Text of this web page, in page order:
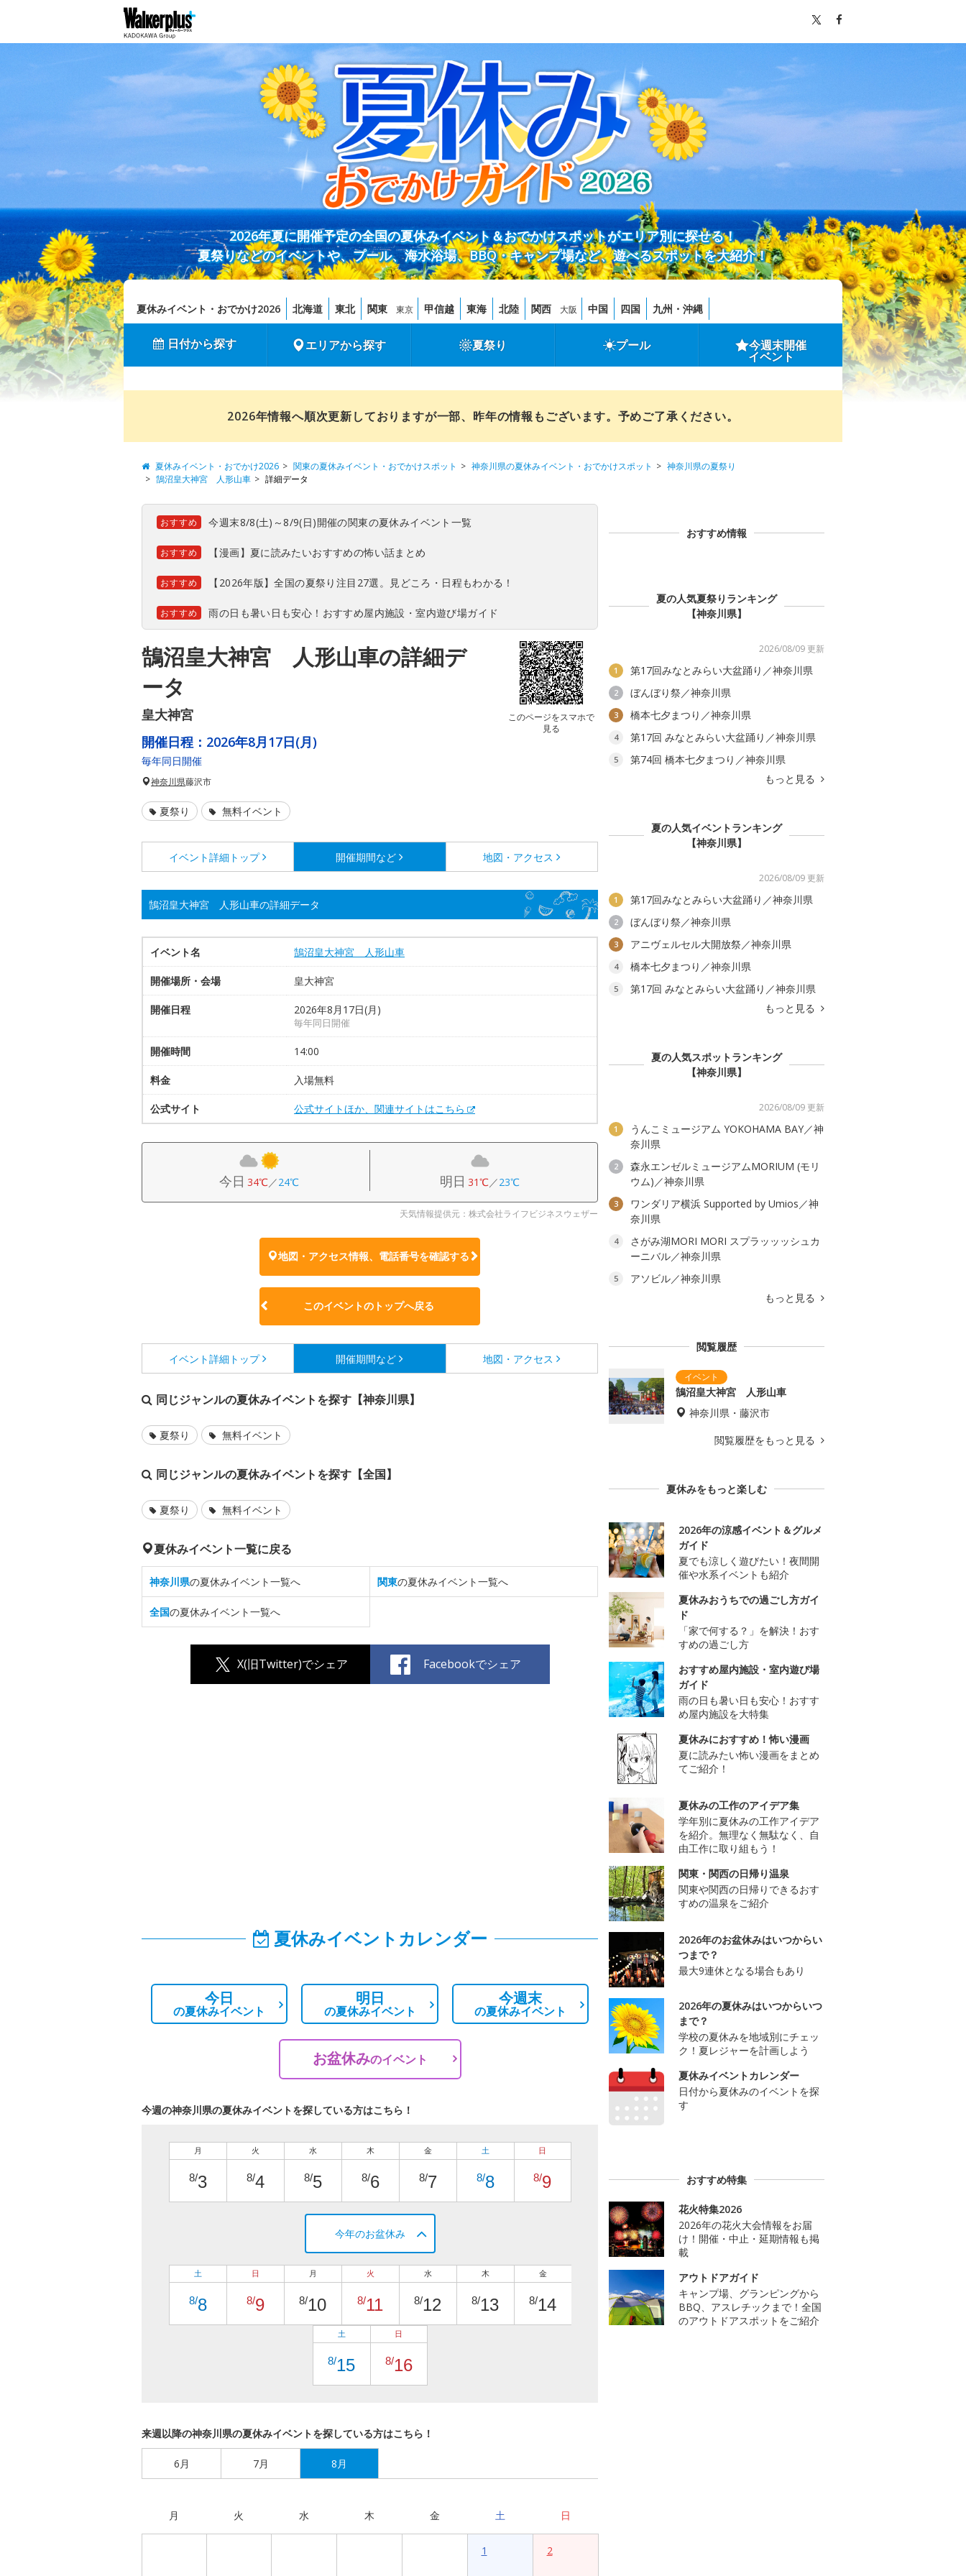
2026年夏に開催予定の全国の夏休みイベント＆おでかけスポットがエリア別に探せる！
夏祭りなどのイベントや、プール、海水浴場、BBQ・キャンプ場など、遊べるスポットを大紹介！
夏休みイベント・おでかけ2026 北海道 東北 関東 東京 甲信越 東海 北陸 関西 大阪 中国 四国 九州・沖縄
日付から探す エリアから探す 夏祭り プール 今週末開催
イベント
2026年情報へ順次更新しておりますが一部、昨年の情報もございます。予めご了承ください。
夏休みイベント・おでかけ2026 関東の夏休みイベント・おでかけスポット 神奈川県の夏休みイベント・おでかけスポット
神奈川県の夏祭り
鵠沼皇大神宮 人形山車
詳細データ
おすすめ 今週末8/8(土)～8/9(日)開催の関東の夏休みイベント一覧
おすすめ 【漫画】夏に読みたいおすすめの怖い話まとめ
おすすめ 【2026年版】全国の夏祭り注目27選。見どころ・日程もわかる！
おすすめ 雨の日も暑い日も安心！おすすめ屋内施設・室内遊び場ガイド
鵠沼皇大神宮 人形山車の詳細デ
ータ
皇大神宮
このページをスマホで
見る
開催日程： 2026年8月17日(月)
毎年同日開催
神奈川県藤沢市
夏祭り 無料イベント
イベント詳細 トップ 開催期間など 地図・アクセス
鵠沼皇大神宮 人形山車の詳細データ
イベント名 鵠沼皇大神宮 人形山車
開催場所・会場 皇大神宮
開催日程 2026年8月17日(月)
毎年同日開催
開催時間 14:00
料金 入場無料
公式サイト 公式サイトほか、関連サイトはこちら
今日 34℃／24℃ 明日 31℃／23℃
天気情報提供元：株式会社ライフビジネスウェザー
地図・アクセス情報、電話番号を確認する
このイベントのトップへ戻る
イベント詳細 トップ 開催期間など 地図・アクセス
同じジャンルの夏休みイベントを探す【神奈川県】
夏祭り 無料イベント
同じジャンルの夏休みイベントを探す【全国】
夏祭り 無料イベント
夏休みイベント一覧に戻る
神奈川県の夏休みイベント一覧へ 関東の夏休みイベント一覧へ
全国の夏休みイベント一覧へ
X(旧Twitter)でシェア Facebookでシェア
夏休みイベントカレンダー
今日
の夏休みイベント
明日
の夏休みイベント
今週末
の夏休みイベント
お盆休みのイベント
今週の神奈川県の夏休みイベントを探している方はこちら！
月
8/3
火
8/4
水
8/5
木
8/6
金
8/7
土
8/8
日
8/9
今年のお盆休み
土
8/8
日
8/9
月
8/10
火
8/11
水
8/12
木
8/13
金
8/14
土
8/15
日
8/16
来週以降の神奈川県の夏休みイベントを探している方はこちら！
6月 7月 8月
月 火 水 木 金 土 日
1 2
おすすめ情報
夏の人気夏祭りランキング
【神奈川県】
2026/08/09 更新
1 第17回みなとみらい大盆踊り／神奈川県
2 ぼんぼり祭／神奈川県
3 橋本七夕まつり／神奈川県
4 第17回 みなとみらい大盆踊り／神奈川県
5
第74回 橋本七夕まつり／神奈川県
もっと見る
夏の人気イベントランキング
【神奈川県】
2026/08/09 更新
1 第17回みなとみらい大盆踊り／神奈川県
2 ぼんぼり祭／神奈川県
3 アニヴェルセル大開放祭／神奈川県
4 橋本七夕まつり／神奈川県
5
第17回 みなとみらい大盆踊り／神奈川県
もっと見る
夏の人気スポットランキング
【神奈川県】
2026/08/09 更新
1
うんこミュージアム YOKOHAMA BAY／神
奈川県
2
森永エンゼルミュージアムMORIUM (モリ
ウム)／神奈川県
3
ワンダリア横浜 Supported by Umios／神
奈川県
4
さがみ湖MORI MORI スプラッッッシュカ
ーニバル／神奈川県
5
アソビル／神奈川県
もっと見る
閲覧履歴
鵠沼皇大神宮 人形山車
神奈川県・藤沢市
閲覧履歴をもっと見る
夏休みをもっと楽しむ
2026年の涼感イベント＆グルメ
ガイド
夏でも涼しく遊びたい！夜間開
催や水系イベントも紹介
夏休みおうちでの過ごし方ガイ
ド
「家で何する？」を解決！おす
すめの過ごし方
おすすめ屋内施設・室内遊び場
ガイド
雨の日も暑い日も安心！おすす
め屋内施設を大特集
夏休みにおすすめ！怖い漫画
夏に読みたい怖い漫画をまとめ
てご紹介！
夏休みの工作のアイデア集
学年別に夏休みの工作アイデア
を紹介。無理なく無駄なく、自
由工作に取り組もう！
関東・関西の日帰り温泉
関東や関西の日帰りできるおす
すめの温泉をご紹介
2026年のお盆休みはいつからい
つまで？
最大9連休となる場合もあり
2026年の夏休みはいつからいつ
まで？
学校の夏休みを地域別にチェッ
ク！夏レジャーを計画しよう
夏休みイベントカレンダー
日付から夏休みのイベントを探
す
おすすめ特集
花火特集2026
2026年の花火大会情報をお届
け！開催・中止・延期情報も掲
載
アウトドアガイド
キャンプ場、グランピングから
BBQ、アスレチックまで！全国
のアウトドアスポットをご紹介